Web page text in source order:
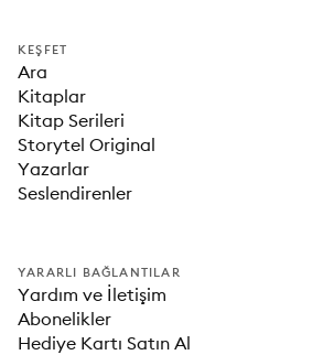
KEŞFET
Ara
Kitaplar
Kitap Serileri
Storytel Original
Yazarlar
Seslendirenler
YARARLI BAĞLANTILAR
Yardım ve İletişim
Abonelikler
Hediye Kartı Satın Al